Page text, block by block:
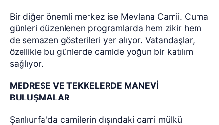
Bir diğer önemli merkez ise Mevlana Camii. Cuma
günleri düzenlenen programlarda hem zikir hem
de semazen gösterileri yer alıyor. Vatandaşlar,
özellikle bu günlerde camide yoğun bir katılım
sağlıyor.
MEDRESE VE TEKKELERDE MANEVİ
BULUŞMALAR
Şanlıurfa'da camilerin dışındaki cami mülkü